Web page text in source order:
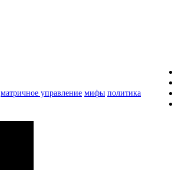
матричное управление мифы политика